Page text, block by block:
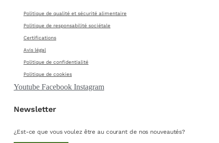
Politique de qualité et sécurité alimentaire
Politique de responsabilité sociétale
Certifications
Avis légal
Politique de confidentialité
Politique de cookies
Youtube Facebook Instagram
Newsletter
¿Est-ce que vous voulez être au courant de nos nouveautés?